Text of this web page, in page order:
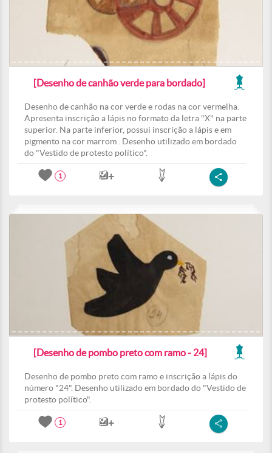
[Desenho de canhão verde para bordado]
Desenho de canhão na cor verde e rodas na cor vermelha.
Apresenta inscrição a lápis no formato da letra "X" na parte
superior. Na parte inferior, possui inscrição a lápis e em
pigmento na cor marrom . Desenho utilizado em bordado
do "Vestido de protesto político".
1
[Desenho de pombo preto com ramo - 24]
Desenho de pombo preto com ramo e inscrição a lápis do
número "24". Desenho utilizado em bordado do "Vestido de
protesto político".
1